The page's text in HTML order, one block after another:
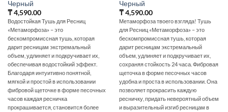
Черный
₸4,590.00
Водостойкая Тушь для Ресниц
«Метаморфоза» – это
бескомпромиссная тушь, которая
дарит ресницам экстремальный
объем, удлиняет и подкручивает их,
обеспечивая водостойкий эффект.
Благодаря интуитивно понятной,
мягкой и простой в использовании
фибровой щеточке в форме песочных
часов каждая ресничка
прокрашивается, становится более
Черный
₸4,590.00
Метаморфоза твоего взгляда! Тушь
для Ресниц «Метаморфоза» – это
бескомпромиссная тушь, которая
дарит ресницам экстремальный
объем, удлиняет и подкручивает их,
сохраняя стойкость 24 часа. Фибровая
щеточка в форме песочных часов
удобна и проста в использовании. Она
позволяет прокрасить каждую
ресничку, придать невероятный объем
и выразительный изгиб ресницам в